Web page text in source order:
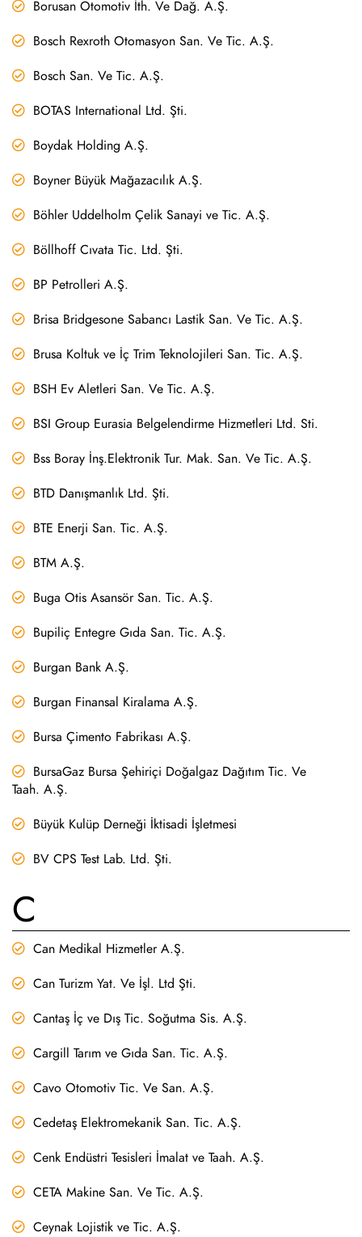
Borusan Otomotiv İth. Ve Dağ. A.Ş.
Bosch Rexroth Otomasyon San. Ve Tic. A.Ş.
Bosch San. Ve Tic. A.Ş.
BOTAS International Ltd. Şti.
Boydak Holding A.Ş.
Boyner Büyük Mağazacılık A.Ş.
Böhler Uddelholm Çelik Sanayi ve Tic. A.Ş.
Böllhoff Cıvata Tic. Ltd. Şti.
BP Petrolleri A.Ş.
Brisa Bridgesone Sabancı Lastik San. Ve Tic. A.Ş.
Brusa Koltuk ve İç Trim Teknolojileri San. Tic. A.Ş.
BSH Ev Aletleri San. Ve Tic. A.Ş.
BSI Group Eurasia Belgelendirme Hizmetleri Ltd. Sti.
Bss Boray İnş.Elektronik Tur. Mak. San. Ve Tic. A.Ş.
BTD Danışmanlık Ltd. Şti.
BTE Enerji San. Tic. A.Ş.
BTM A.Ş.
Buga Otis Asansör San. Tic. A.Ş.
Bupiliç Entegre Gıda San. Tic. A.Ş.
Burgan Bank A.Ş.
Burgan Finansal Kiralama A.Ş.
Bursa Çimento Fabrikası A.Ş.
BursaGaz Bursa Şehiriçi Doğalgaz Dağıtım Tic. Ve
Taah. A.Ş.
Büyük Kulüp Derneği İktisadi İşletmesi
BV CPS Test Lab. Ltd. Şti.
C
Can Medikal Hizmetler A.Ş.
Can Turizm Yat. Ve İşl. Ltd Şti.
Cantaş İç ve Dış Tic. Soğutma Sis. A.Ş.
Cargill Tarım ve Gıda San. Tic. A.Ş.
Cavo Otomotiv Tic. Ve San. A.Ş.
Cedetaş Elektromekanik San. Tic. A.Ş.
Cenk Endüstri Tesisleri İmalat ve Taah. A.Ş.
CETA Makine San. Ve Tic. A.Ş.
Ceynak Lojistik ve Tic. A.Ş.